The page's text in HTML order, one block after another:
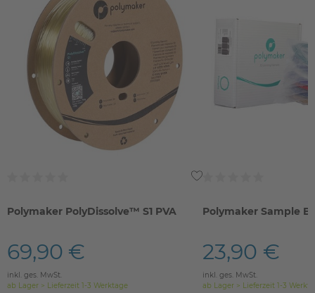
Polymaker PolyDissolve™ S1 PVA
69,90 €
inkl. ges. MwSt.
ab Lager > Lieferzeit 1-3 Werktage
Polymaker Sample
23,90 €
inkl. ges. MwSt.
ab Lager > Lieferzeit 1-3